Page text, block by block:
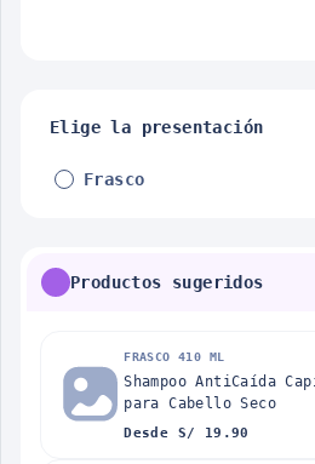
Elige la presentación
Frasco
Productos sugeridos
FRASCO 410 ML
Shampoo AntiCaída
para Cabello Seco
Desde S/ 19.90